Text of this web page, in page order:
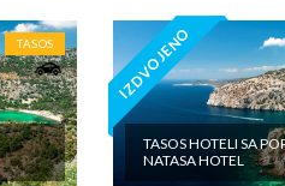
TASOS IZDVOJENO
TASOS HOTELI SA
NATASA HOTEL